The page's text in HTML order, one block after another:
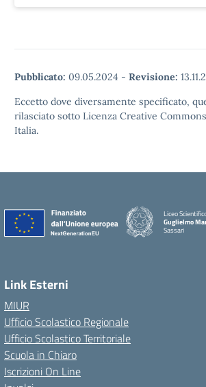
Pubblicato: 09.05.2024 - Revisione:
Eccetto dove diversamente specificato,
rilasciato sotto Licenza Creative
Italia.
Liceo
Guglielmo
Sassari
Link Esterni
MIUR
Ufficio Scolastico Regionale
Ufficio Scolastico Territoriale
Scuola in Chiaro
Iscrizioni On Line